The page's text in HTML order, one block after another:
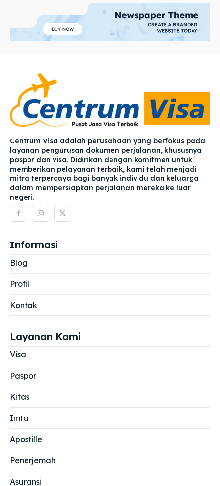
Centrum Visa adalah perusahaan yang berfokus pada
layanan pengurusan dokumen perjalanan, khususnya
paspor dan visa. Didirikan dengan komitmen untuk
memberikan pelayanan terbaik, kami telah menjadi
mitra terpercaya bagi banyak individu dan keluarga
dalam mempersiapkan perjalanan mereka ke luar
negeri.
Informasi
Blog
Profil
Kontak
Layanan Kami
Visa
Paspor
Kitas
Imta
Apostille
Penerjemah
Asuransi